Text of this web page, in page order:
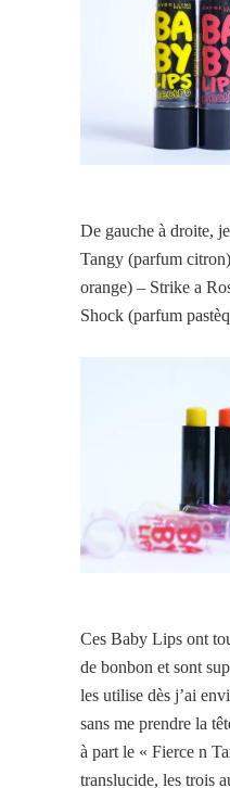
De gauche à droite,
Tangy (parfum
orange) – Strike a
Shock (parfum
Ces Baby Lips ont
de bonbon et sont
les utilise dès j’ai
sans me prendre la
à part le « Fierce n
translucide, les trois